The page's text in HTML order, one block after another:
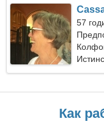
57
Как